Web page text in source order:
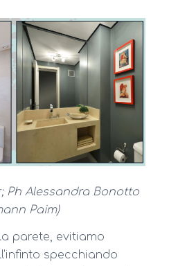
Ph Alessandra Bonotto
Paim)
parete, evitiamo
specchiando